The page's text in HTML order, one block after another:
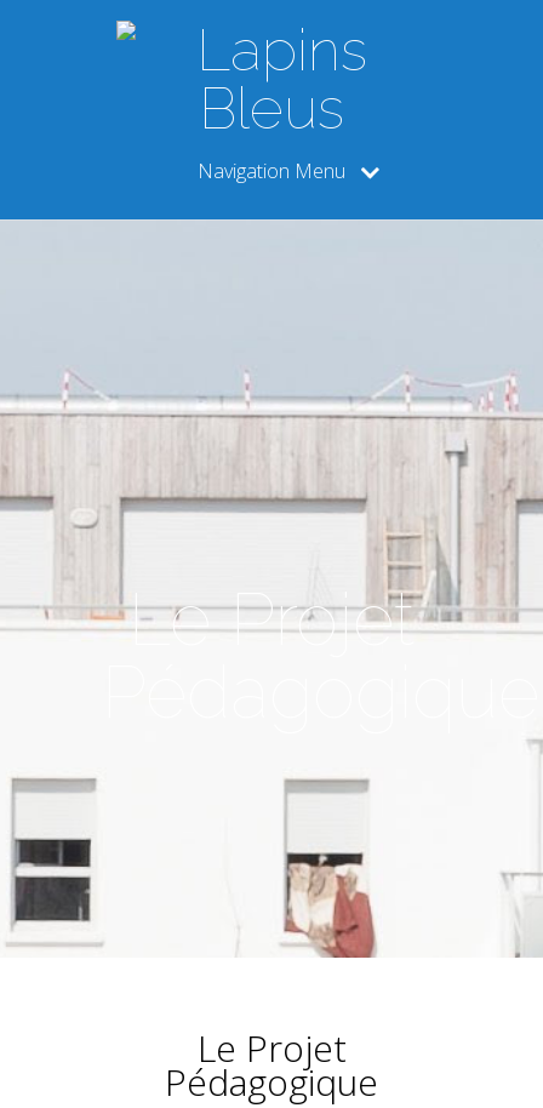
Navigation Menu
Le Projet
Le Projet
Pédagogique